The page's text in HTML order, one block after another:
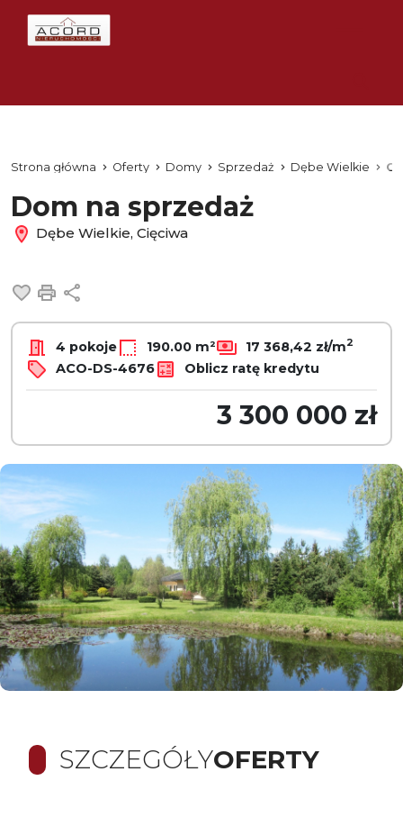
Strona główna Oferty Domy Sprzedaż Dębe Wielkie
Dom na sprzedaż
Dębe Wielkie, Cięciwa
Dodaj do ulubionych
Drukuj
4 pokoje 190.00 m² 17 368,42 zł/m2
ACO-DS-4676 Oblicz ratę kredytu
3 300 000 zł
SZCZEGÓŁYOFERTY